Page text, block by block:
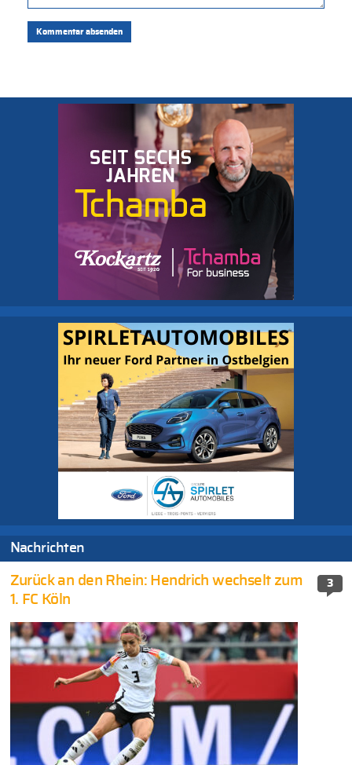
Nachrichten
3
Zurück an den Rhein: Hendrich wechselt zum
1. FC Köln